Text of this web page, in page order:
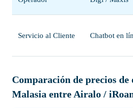
Servicio al Cliente Chatbot en
Comparación de precios de
Malasia entre Airalo /